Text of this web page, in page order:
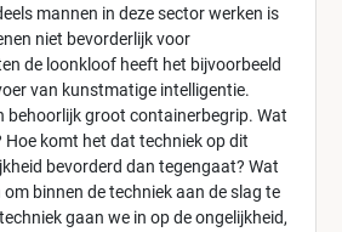
mannen in deze sector werken is
niet bevorderlijk voor
de loonkloof heeft het bijvoorbeeld
van kunstmatige intelligentie.
behoorlijk groot containerbegrip. Wat
Hoe komt het dat techniek op dit
bevorderd dan tegengaat? Wat
binnen de techniek aan de slag te
gaan we in op de ongelijkheid,